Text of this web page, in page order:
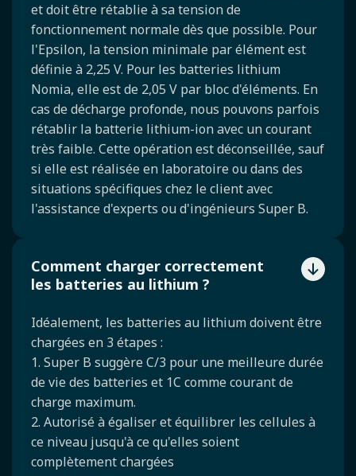
et doit être rétablie à sa tension de
fonctionnement normale dès que possible. Pour
l'Epsilon, la tension minimale par élément est
définie à 2,25 V. Pour les batteries lithium
Nomia, elle est de 2,05 V par bloc d'éléments. En
cas de décharge profonde, nous pouvons parfois
rétablir la batterie lithium-ion avec un courant
très faible. Cette opération est déconseillée, sauf
si elle est réalisée en laboratoire ou dans des
situations spécifiques chez le client avec
l'assistance d'experts ou d'ingénieurs Super B.
Comment charger correctement
les batteries au lithium ?
Idéalement, les batteries au lithium doivent être
chargées en 3 étapes :
1. Super B suggère C/3 pour une meilleure durée
de vie des batteries et 1C comme courant de
charge maximum.
2. Autorisé à égaliser et équilibrer les cellules à
ce niveau jusqu'à ce qu'elles soient
complètement chargées